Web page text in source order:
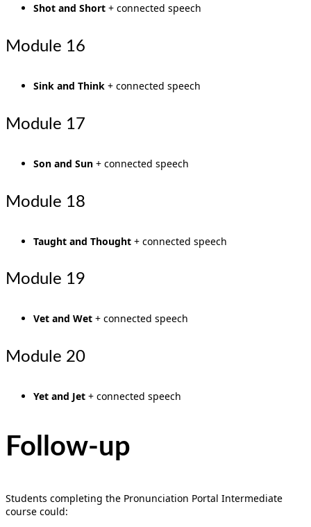
Shot and Short + connected speech
Module 16
Sink and Think + connected speech
Module 17
Son and Sun + connected speech
Module 18
Taught and Thought + connected speech
Module 19
Vet and Wet + connected speech
Module 20
Yet and Jet + connected speech
Follow-up
Students completing the Pronunciation Portal Intermediate
course could: